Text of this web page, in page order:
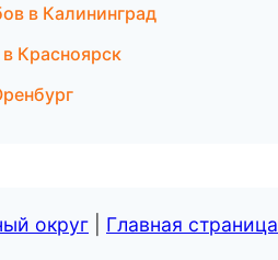
в Калининград
Красноярск
округ Главная страница